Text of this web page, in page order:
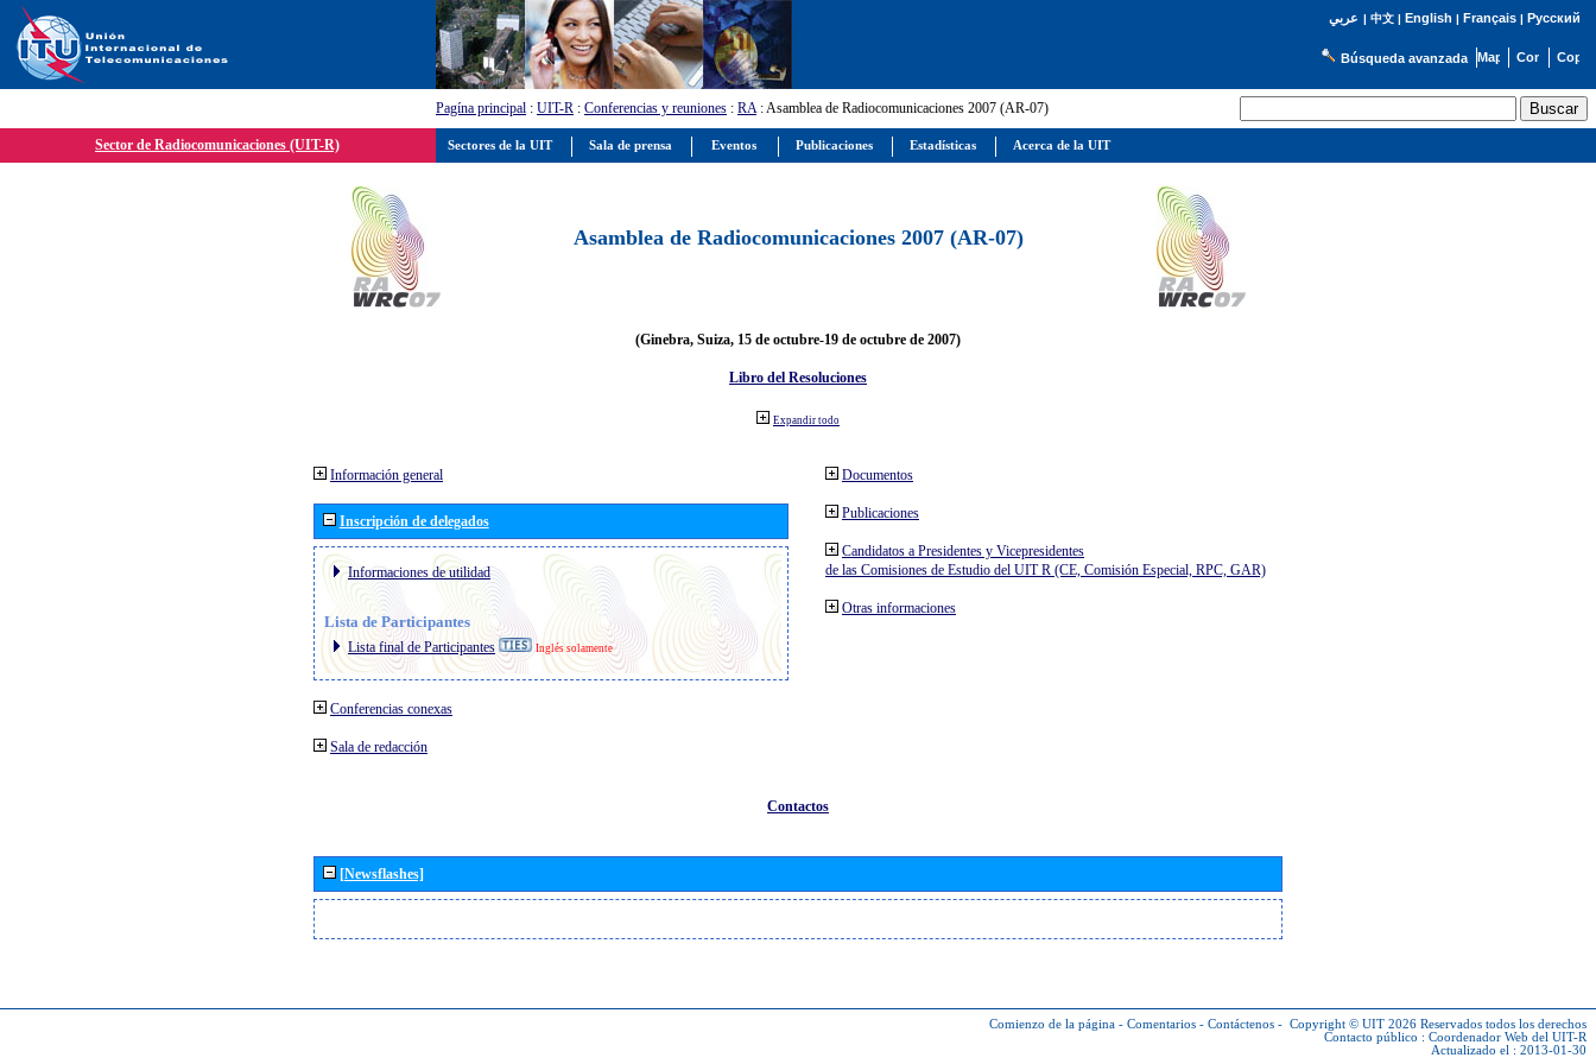
عربي | 中文| English | Français| Русский
Búsqueda avanzada
Pagína principal : UIT-R : Conferencias y reuniones : RA: Asamblea de Radiocomunicaciones 2007 (AR-07)
Sector de Radiocomunicaciones (UIT-R)
Asamblea de Radiocomunicaciones 2007 (AR-07)
(Ginebra, Suiza, 15 de octubre-19 de octubre de 2007)
Libro del Resoluciones
Expandir todo
Información general
Inscripción de delegados
Informaciones de utilidad
Lista de Participantes
Lista final de Participantes Inglés solamente
Conferencias conexas
Sala de redacción
Documentos
Publicaciones
Candidatos a Presidentes y Vicepresidentes
de las Comisiones de Estudio del UIT R (CE, Comisión Especial, RPC, GAR)
Otras informaciones
Contactos
[Newsflashes]
Comienzo de la página - Comentarios - Contáctenos - Copyright © UIT 2026 Reservados todos los derechos
Contacto público : Coordenador Web del UIT-R
Actualizado el : 2013-01-30
Sectores de la UIT Sala de prensa Eventos Publicaciones Estadísticas Acerca de la UIT